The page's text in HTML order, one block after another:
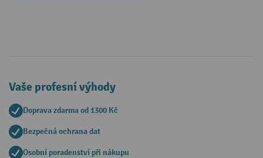
Vaše profesní výhody
Doprava zdarma od 1300 Kč
Bezpečná ochrana dat
Osobní poradenství při nákupu